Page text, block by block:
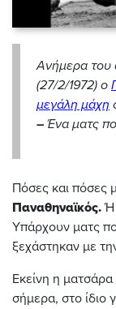
Ανήμερα του
(27/2/1972) ο
μεγάλη μάχη
– Ένα ματς
Πόσες και πόσες
Παναθηναϊκός.Ή
Υπάρχουν ματς
ξεχάστηκαν με
Εκείνη η
σήμερα, στο ίδιο